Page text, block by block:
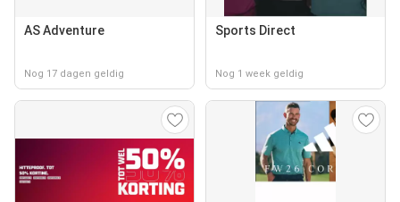
AS Adventure
Nog 17 dagen geldig
Sports Direct
Nog 1 week geldig